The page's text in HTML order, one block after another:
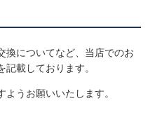
換についてなど、当店でのお
載しております。
うお願いいたします。